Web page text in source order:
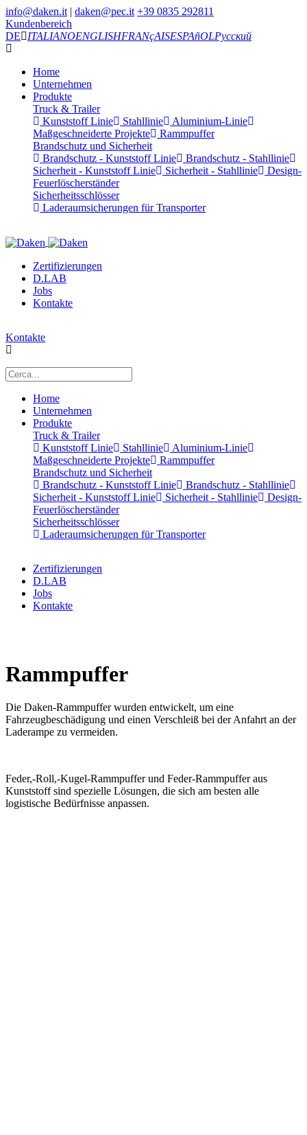
info@daken.it | daken@pec.it +39 0835 292811
Kundenbereich
DE
ITALIANOENGLISHFRANçAISESPAñOLРусский
Home
Unternehmen
Produkte
Truck & Trailer
Kunststoff Linie
Stahllinie
Aluminium-Linie
Maßgeschneiderte Projekte
Rammpuffer
Brandschutz und Sicherheit
Brandschutz - Kunststoff Linie
Brandschutz - Stahllinie
Sicherheit - Kunststoff Linie
Sicherheit - Stahllinie
Design-
Feuerlöscherständer
Sicherheitsschlösser
Laderaumsicherungen für Transporter
Zertifizierungen
D.LAB
Jobs
Kontakte
Kontakte
Home
Unternehmen
Produkte
Truck & Trailer
Kunststoff Linie
Stahllinie
Aluminium-Linie
Maßgeschneiderte Projekte
Rammpuffer
Brandschutz und Sicherheit
Brandschutz - Kunststoff Linie
Brandschutz - Stahllinie
Sicherheit - Kunststoff Linie
Sicherheit - Stahllinie
Design-
Feuerlöscherständer
Sicherheitsschlösser
Laderaumsicherungen für Transporter
Zertifizierungen
D.LAB
Jobs
Kontakte
Rammpuffer